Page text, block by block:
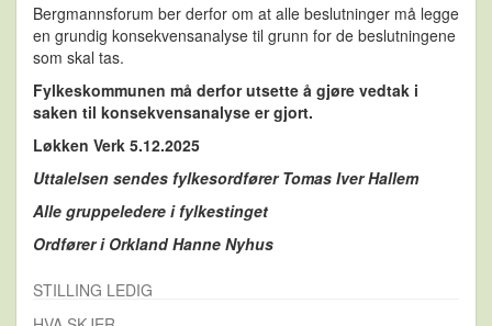
Bergmannsforum ber derfor om at alle beslutninger må legge
en grundig konsekvensanalyse til grunn for de beslutningene
som skal tas.
Fylkeskommunen må derfor utsette å gjøre vedtak i
saken til konsekvensanalyse er gjort.
Løkken Verk 5.12.2025
Uttalelsen sendes fylkesordfører Tomas Iver Hallem
Alle gruppeledere i fylkestinget
Ordfører i Orkland Hanne Nyhus
STILLING LEDIG